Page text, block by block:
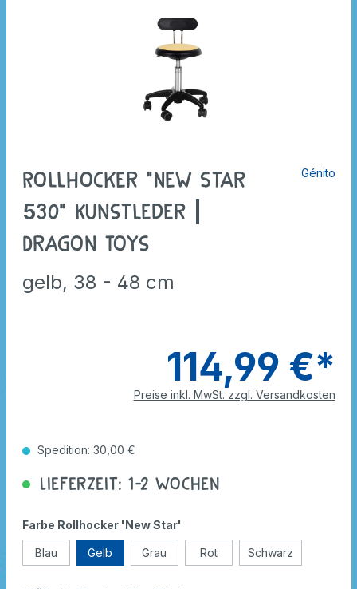
Rollhocker "New Star
530" Kunstleder |
Dragon Toys
gelb, 38 - 48 cm
Génito
114,99 €*
Preise inkl. MwSt. zzgl. Versandkosten
Spedition: 30,00 €
Lieferzeit: 1-2 Wochen
Farbe Rollhocker 'New Star'
Blau Gelb Grau Rot Schwarz